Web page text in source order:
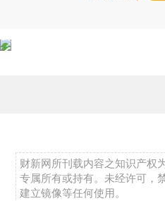
财新网所刊载内容之知识产权
专属所有或持有。未经许可，
建立镜像等任何使用。